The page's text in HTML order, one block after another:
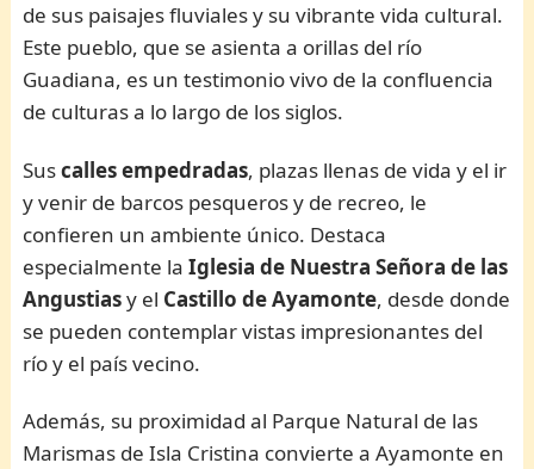
de sus paisajes fluviales y su vibrante vida cultural.
Este pueblo, que se asienta a orillas del río
Guadiana, es un testimonio vivo de la confluencia
de culturas a lo largo de los siglos.
Suscalles empedradas, plazas llenas de vida y el ir
y venir de barcos pesqueros y de recreo, le
confieren un ambiente único. Destaca
especialmente laIglesia de Nuestra Señora de las
Angustiasy el Castillo de Ayamonte, desde donde
se pueden contemplar vistas impresionantes del
río y el país vecino.
Además, su proximidad al Parque Natural de las
Marismas de Isla Cristina convierte a Ayamonte en